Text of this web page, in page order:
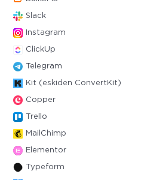
Slack
Instagram
ClickUp
Telegram
Kit (eskiden ConvertKit)
Copper
Trello
MailChimp
Elementor
Typeform